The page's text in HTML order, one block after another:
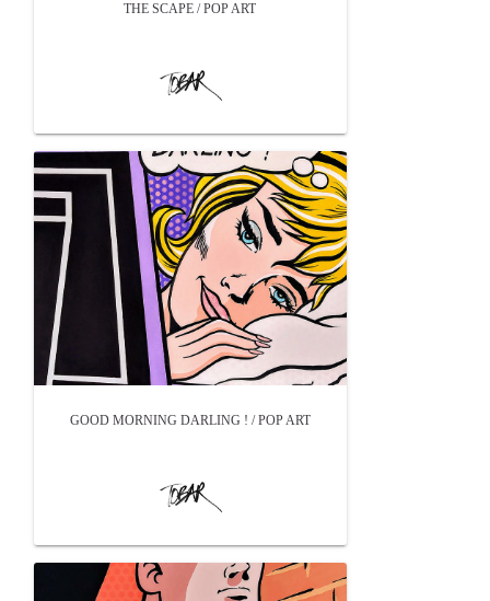
THE SCAPE / POP ART
GOOD MORNING DARLING ! / POP ART